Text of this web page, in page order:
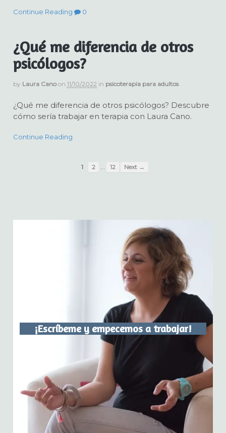
Continue Reading 0
¿Qué me diferencia de otros
psicólogos?
by Laura Cano on 11/10/2022 in psicoterapia para adultos
¿Qué me diferencia de otros psicólogos? Descubre
cómo sería trabajar en terapia con Laura Cano.
Continue Reading
1 2 12 Next →
¡Escríbeme y empecemos a trabajar!